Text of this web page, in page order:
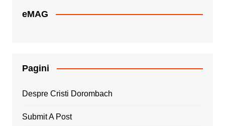
eMAG
Pagini
Despre Cristi Dorombach
Submit A Post